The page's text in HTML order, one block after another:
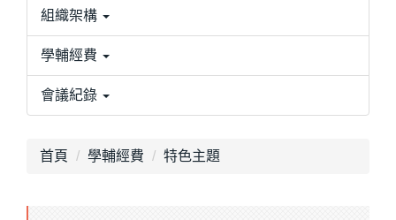
組織架構
學輔經費
會議紀錄
首頁 學輔經費 特色主題